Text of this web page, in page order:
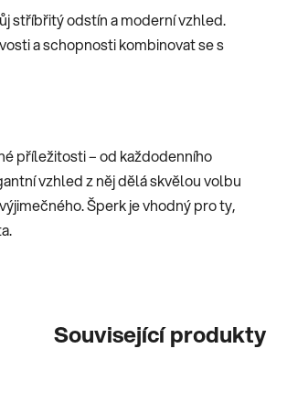
stříbřitý odstín a moderní vzhled.
a schopnosti kombinovat se s
příležitosti – od každodenního
vzhled z něj dělá skvělou volbu
Šperk je vhodný pro ty,
Související produkty